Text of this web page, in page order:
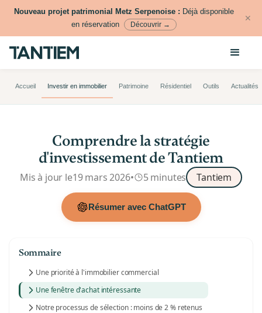
Nouveau projet patrimonial Metz Serpenoise : Déjà disponible
en réservation
Découvrir →
✕
Accueil Investir en immobilier Patrimoine Résidentiel Outils Actualités
Comprendre la stratégie
d'investissement de Tantiem
Mis à jour le19 mars 2026• 5 minutes Tantiem
Résumer avec ChatGPT
Sommaire
Une priorité à l'immobilier commercial
Une fenêtre d'achat intéressante
Notre processus de sélection : moins de 2 % retenus